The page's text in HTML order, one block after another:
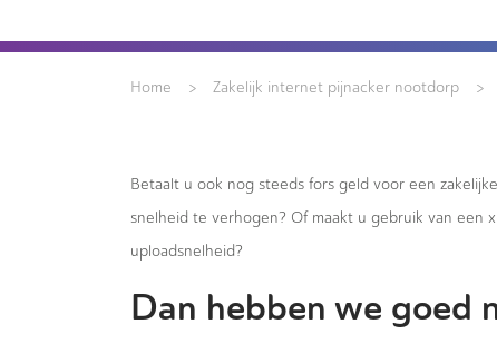
Home > Zakelijk internet pijnacker nootdorp >
Betaalt u ook nog steeds fors geld voor een
snelheid te verhogen? Of maakt u gebruik van een
uploadsnelheid?
Dan hebben we goed